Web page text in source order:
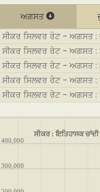
ਅਗਸਤ
ਸੀਕਰ ਸਿਲਵਰ ਰੇਟ - ਅਗਸਤ :
ਸੀਕਰ ਸਿਲਵਰ ਰੇਟ - ਅਗਸਤ :
ਸੀਕਰ ਸਿਲਵਰ ਰੇਟ - ਅਗਸਤ :
ਸੀਕਰ ਸਿਲਵਰ ਰੇਟ - ਅਗਸਤ :
ਸੀਕਰ ਸਿਲਵਰ ਰੇਟ - ਅਗਸਤ :
ਸੀਕਰ : ਇਤਿਹਾਸਕ
300,000
400,000